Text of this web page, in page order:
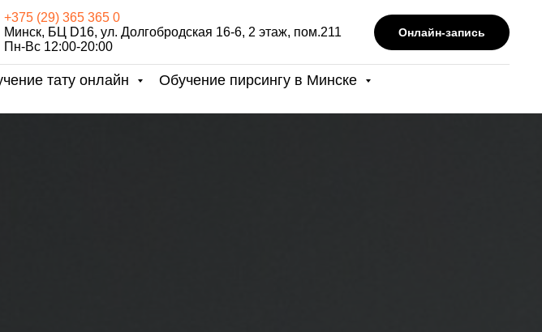
+375 (29) 365 365 0
Минск, БЦ D16, ул. Долгобродская 16-6, 2 этаж, пом.211
Пн-Вс 12:00-20:00
Онлайн-запись
тату онлайн
Обучение пирсингу в Минске